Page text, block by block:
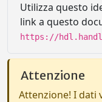
Utilizza questo
link a questo
https://
Attenzione
Attenzione! I dati